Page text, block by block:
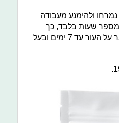
ולהימנע מעבודה
מספר שעות בלבד, כך
שמהר מאוד ניתן להתהדר בשיזוף מושלם ואחיד, במראה טבעי, נשאר על העור עד 7 ימים ובעל